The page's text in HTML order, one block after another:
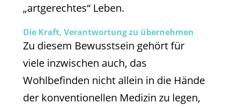
„artgerechtes“ Leben.
Die Kraft, Verantwortung zu übernehmen
Zu diesem Bewusstsein gehört für
viele inzwischen auch, das
Wohlbefinden nicht allein in die Hände
der konventionellen Medizin zu legen,